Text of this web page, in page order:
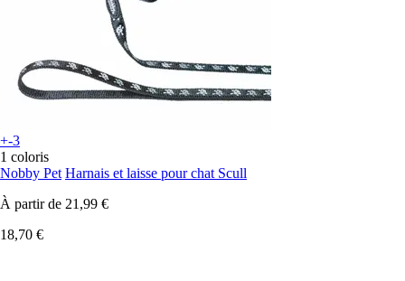
+-3
1 coloris
Nobby Pet Harnais et laisse pour chat Scull
À partir de 21,99 €
18,70 €